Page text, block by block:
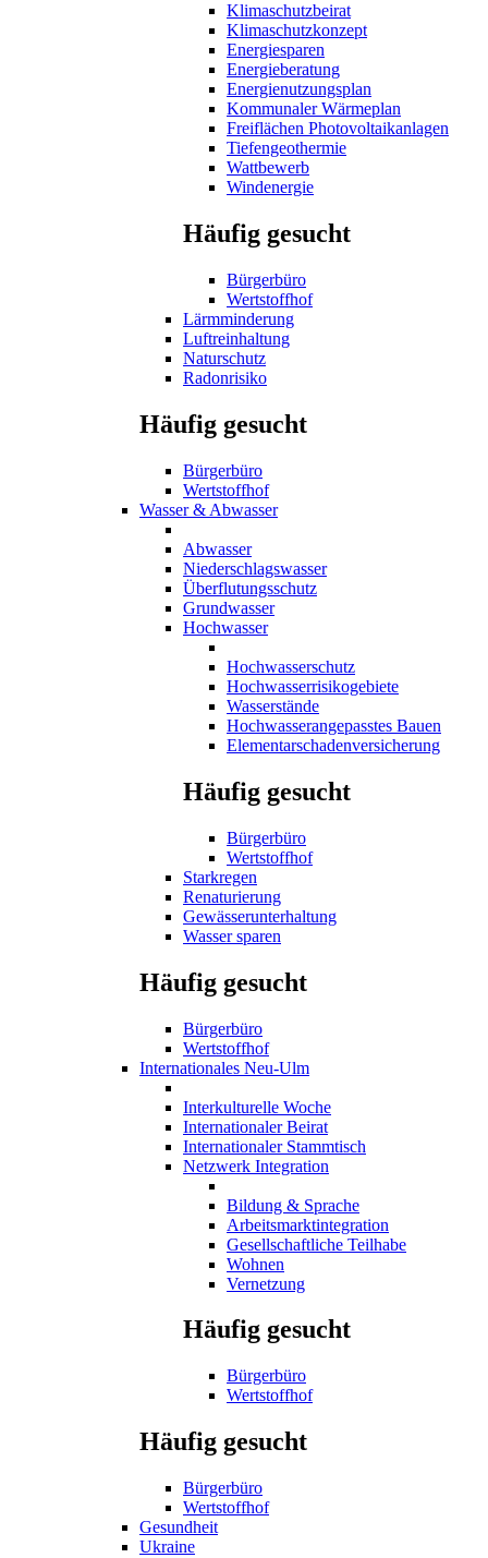
Klimaschutzbeirat
Klimaschutzkonzept
Energiesparen
Energieberatung
Energienutzungsplan
Kommunaler Wärmeplan
Freiflächen Photovoltaikanlagen
Tiefengeothermie
Wattbewerb
Windenergie
Häufig gesucht
Bürgerbüro
Wertstoffhof
Lärmminderung
Luftreinhaltung
Naturschutz
Radonrisiko
Häufig gesucht
Bürgerbüro
Wertstoffhof
Wasser & Abwasser
Abwasser
Niederschlagswasser
Überflutungsschutz
Grundwasser
Hochwasser
Hochwasserschutz
Hochwasserrisikogebiete
Wasserstände
Hochwasserangepasstes Bauen
Elementarschadenversicherung
Häufig gesucht
Bürgerbüro
Wertstoffhof
Starkregen
Renaturierung
Gewässerunterhaltung
Wasser sparen
Häufig gesucht
Bürgerbüro
Wertstoffhof
Internationales Neu-Ulm
Interkulturelle Woche
Internationaler Beirat
Internationaler Stammtisch
Netzwerk Integration
Bildung & Sprache
Arbeitsmarktintegration
Gesellschaftliche Teilhabe
Wohnen
Vernetzung
Häufig gesucht
Bürgerbüro
Wertstoffhof
Häufig gesucht
Bürgerbüro
Wertstoffhof
Gesundheit
Ukraine